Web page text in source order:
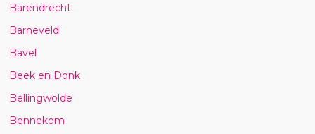
Barendrecht
Barneveld
Bavel
Beek en Donk
Bellingwolde
Bennekom